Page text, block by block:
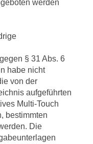
werden
§ 31 Abs. 6
habe nicht
von der
aufgeführten
Multi-Touch
bestimmten
Die